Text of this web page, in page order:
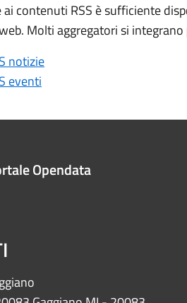
ai contenuti RSS è sufficiente
Molti aggregatori si
notizie
eventi
Opendata